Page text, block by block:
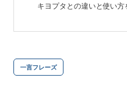
キヨプタとの違いと使い方
一言フレーズ